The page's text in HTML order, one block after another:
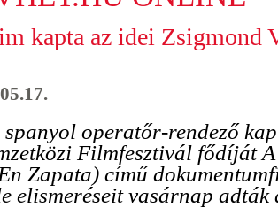
kapta az idei Zsigmond
operatőr-rendező
Filmfesztivál fődíját
Zapata) című
elismeréseit vasárnap adták